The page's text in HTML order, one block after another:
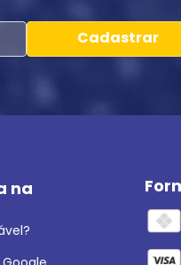
Cadastrar
na